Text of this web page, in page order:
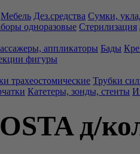
Мебель Дез.средства Сумки,
одноразовые Стерилизация
аппликаторы Бады
фигуры
трахеостомические Трубки
Катетеры, зонды, стенты
д/